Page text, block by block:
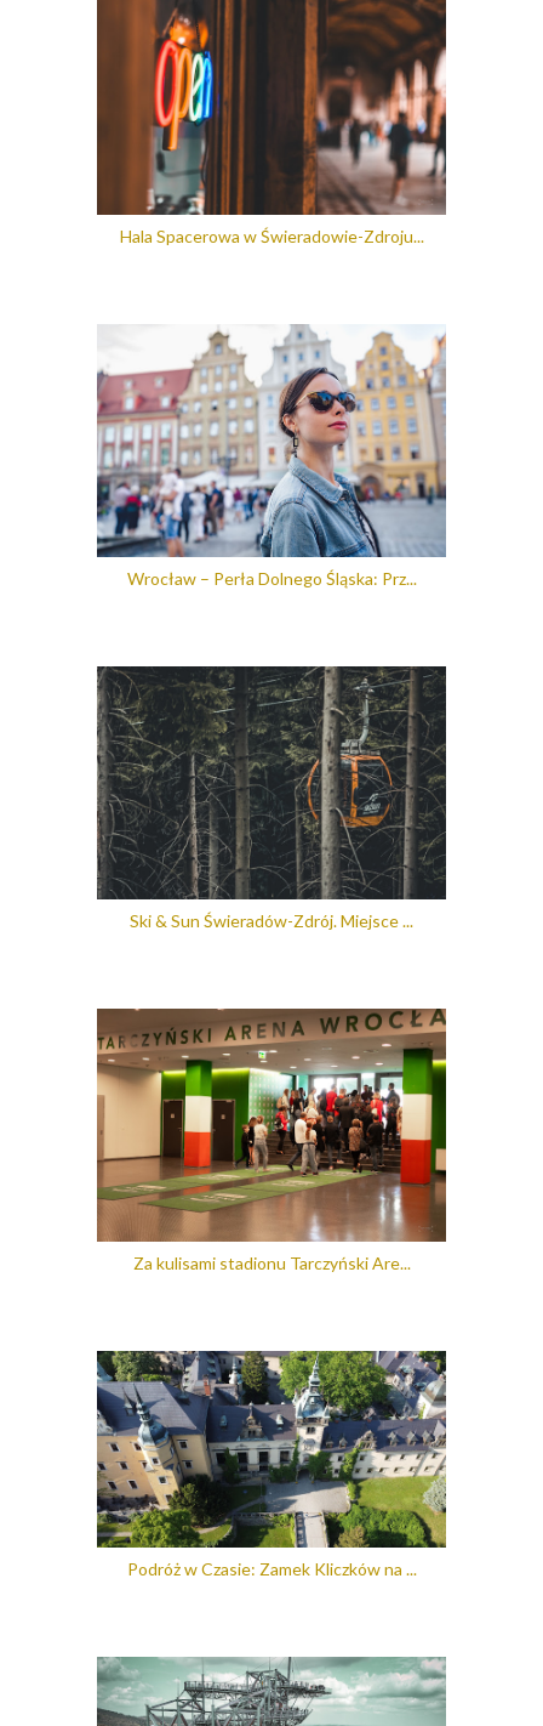
Hala Spacerowa w Świeradowie-Zdroju...
Wrocław – Perła Dolnego Śląska: Prz...
Ski & Sun Świeradów-Zdrój. Miejsce ...
Za kulisami stadionu Tarczyński Are...
Podróż w Czasie: Zamek Kliczków na ...